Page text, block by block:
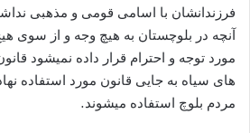
فرزندانشان با اسامی قومی و مذهبی
آنچه در بلوچستان به هیچ وجه و از سوی
مورد توجه و احترام قرار داده نمیشود
های سیاه به جایی قانون مورد استفاده
مردم بلوچ استفاده میشوند.